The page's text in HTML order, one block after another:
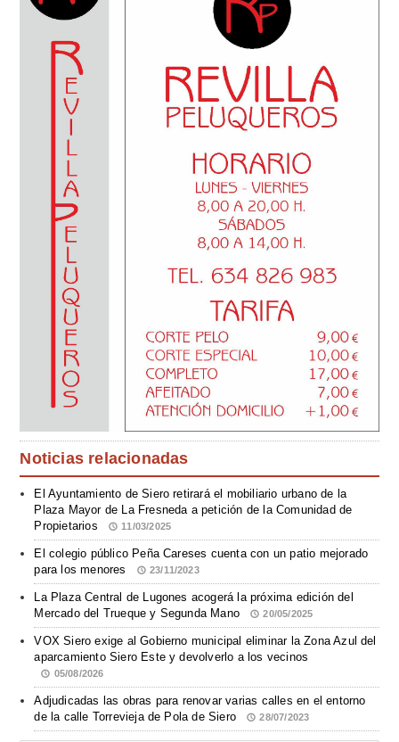
Noticias relacionadas
El Ayuntamiento de Siero retirará el mobiliario urbano de la
Plaza Mayor de La Fresneda a petición de la Comunidad de
Propietarios
11/03/2025
El colegio público Peña Careses cuenta con un patio mejorado
para los menores
23/11/2023
La Plaza Central de Lugones acogerá la próxima edición del
Mercado del Trueque y Segunda Mano
20/05/2025
VOX Siero exige al Gobierno municipal eliminar la Zona Azul del
aparcamiento Siero Este y devolverlo a los vecinos
05/08/2026
Adjudicadas las obras para renovar varias calles en el entorno
de la calle Torrevieja de Pola de Siero
28/07/2023